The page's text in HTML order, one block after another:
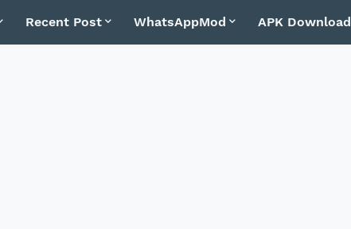
Recent Post WhatsAppMod APK Download